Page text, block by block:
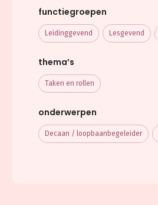
functiegroepen
Leidinggevend Lesgevend
thema’s
Taken en rollen
onderwerpen
Decaan / loopbaanbegeleider